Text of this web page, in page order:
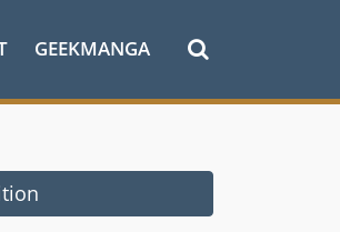
GEEKMANGA